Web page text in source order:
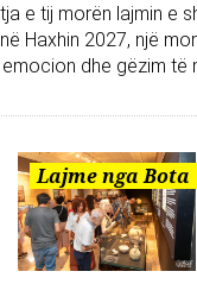
e tij morën lajmin e
Haxhin 2027, një
dhe gëzim të
Lajme nga Bota